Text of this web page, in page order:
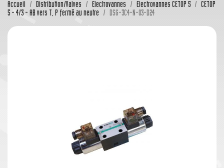
Accueil Distribution/Valves Electrovannes Electrovannes CETOP 5
CETOP
5 - 4/3 - AB vers T, P fermé au neutre
DSG-3C4-N-03-D24